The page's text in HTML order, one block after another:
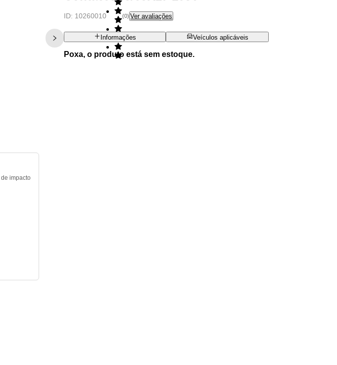
impacto
ID: 10260010 (0) Ver avaliações
Informações Veículos aplicáveis
Poxa, o produto está sem estoque.